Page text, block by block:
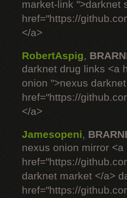
market-link ">darknet
href="https://
</a>
RobertAspig,
darknet drug links <a
onion ">nexus
href="https://
</a>
Jamesopeni,
nexus onion mirror <a
href="https://
darknet market </a>
href="https://